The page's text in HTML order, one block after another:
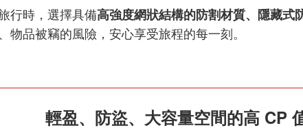
行時，選擇具備高強度網狀結構的防割材質、隱藏式
物品被竊的風險，安心享受旅程的每一刻。
輕盈、防盜、大容量空間的高 CP